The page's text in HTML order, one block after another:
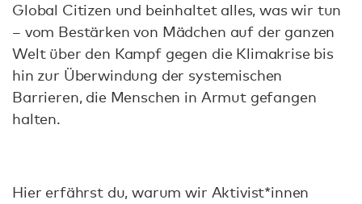
Global Citizen und beinhaltet alles, was wir tun
– vom Bestärken von Mädchen auf der ganzen
Welt über den Kampf gegen die Klimakrise bis
hin zur Überwindung der systemischen
Barrieren, die Menschen in Armut gefangen
halten.
Hier erfährst du, warum wir Aktivist*innen